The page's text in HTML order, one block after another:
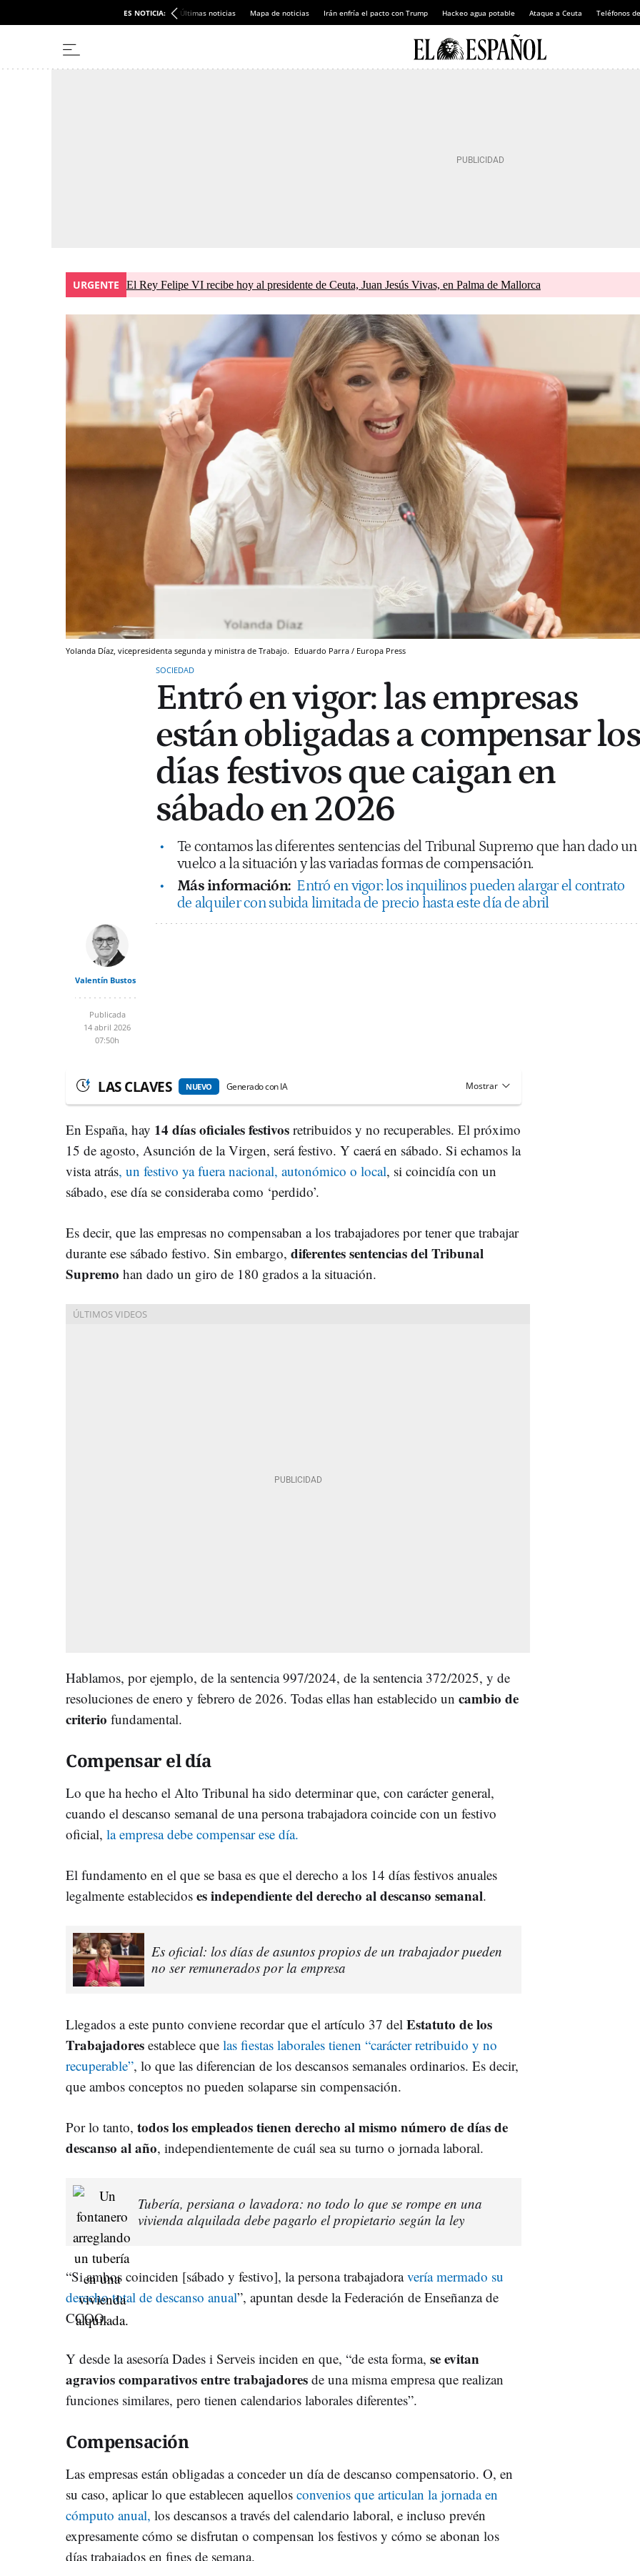
ES NOTICIA: Últimas noticias Mapa de noticias Irán enfría el pacto con Trump Hackeo agua potable Ataque a Ceuta Teléfonos
URGENTE El Rey Felipe VI recibe hoy al presidente de Ceuta, Juan Jesús Vivas, en Palma de Mallorca
Yolanda Díaz, vicepresidenta segunda y ministra de Trabajo. Eduardo Parra / Europa Press
SOCIEDAD
Entró en vigor: las empresas
están obligadas a compensar los
días festivos que caigan en
sábado en 2026
Te contamos las diferentes sentencias del Tribunal Supremo que han dado un
vuelco a la situación y las variadas formas de compensación.
Más información: Entró en vigor: los inquilinos pueden alargar el contrato
de alquiler con subida limitada de precio hasta este día de abril
Valentín Bustos
Publicada
14 abril 2026
07:50h
LAS CLAVES NUEVO Generado con IA
En España, hay 14 días oficiales festivos retribuidos y no recuperables. El próximo
15 de agosto, Asunción de la Virgen, será festivo. Y caerá en sábado. Si echamos la
vista atrás, un festivo ya fuera nacional, autonómico o local, si coincidía con un
sábado, ese día se consideraba como ‘perdido’.
Es decir, que las empresas no compensaban a los trabajadores por tener que trabajar
durante ese sábado festivo. Sin embargo, diferentes sentencias del Tribunal
Supremo han dado un giro de 180 grados a la situación.
Hablamos, por ejemplo, de la sentencia 997/2024, de la sentencia 372/2025, y de
resoluciones de enero y febrero de 2026. Todas ellas han establecido un cambio de
criterio fundamental.
Compensar el día
Lo que ha hecho el Alto Tribunal ha sido determinar que, con carácter general,
cuando el descanso semanal de una persona trabajadora coincide con un festivo
oficial, la empresa debe compensar ese día.
El fundamento en el que se basa es que el derecho a los 14 días festivos anuales
legalmente establecidos es independiente del derecho al descanso semanal.
Es oficial: los días de asuntos propios de un trabajador pueden
no ser remunerados por la empresa
Llegados a este punto conviene recordar que el artículo 37 del Estatuto de los
Trabajadores establece que las fiestas laborales tienen “carácter retribuido y no
recuperable”, lo que las diferencian de los descansos semanales ordinarios. Es decir,
que ambos conceptos no pueden solaparse sin compensación.
Por lo tanto, todos los empleados tienen derecho al mismo número de días de
descanso al año, independientemente de cuál sea su turno o jornada laboral.
Tubería, persiana o lavadora: no todo lo que se rompe en una
vivienda alquilada debe pagarlo el propietario según la ley
“Si ambos coinciden [sábado y festivo], la persona trabajadoravería mermado su
derecho total de descanso anual”, apuntan desde la Federación de Enseñanza de
CCOO.
Y desde la asesoría Dades i Serveis inciden en que, “de esta forma, se evitan
agravios comparativos entre trabajadores de una misma empresa que realizan
funciones similares, pero tienen calendarios laborales diferentes”.
Compensación
Las empresas están obligadas a conceder un día de descanso compensatorio. O, en
su caso, aplicar lo que establecen aquellos convenios que articulan la jornada en
cómputo anual, los descansos a través del calendario laboral, e incluso prevén
expresamente cómo se disfrutan o compensan los festivos y cómo se abonan los
días trabajados en fines de semana.